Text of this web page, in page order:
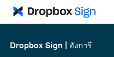
Dropbox Sign ฮังการี